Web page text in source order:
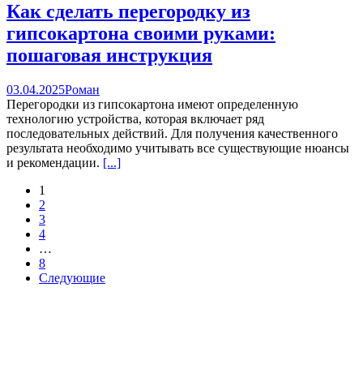
Как сделать перегородку из
гипсокартона своими руками:
пошаговая инструкция
03.04.2025Роман
Перегородки из гипсокартона имеют определенную
технологию устройства, которая включает ряд
последовательных действий. Для получения качественного
результата необходимо учитывать все существующие нюансы
и рекомендации. [...]
Навигация
по
сообщениям
1
2
3
4
…
8
Следующие